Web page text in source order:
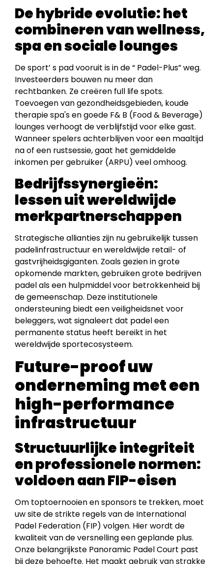
De hybride evolutie: het
combineren van wellness,
spa en sociale lounges
De sport’ s pad vooruit is in de “ Padel-Plus” weg.
Investeerders bouwen nu meer dan
rechtbanken. Ze creëren full life spots.
Toevoegen van gezondheidsgebieden, koude
therapie spa's en goede F& B (Food & Beverage)
lounges verhoogt de verblijfstijd voor elke gast.
Wanneer spelers achterblijven voor een maaltijd
na of een rustsessie, gaat het gemiddelde
inkomen per gebruiker (ARPU) veel omhoog.
Bedrijfssynergieën:
lessen uit wereldwijde
merkpartnerschappen
Strategische allianties zijn nu gebruikelijk tussen
padelinfrastructuur en wereldwijde retail- of
gastvrijheidsgiganten. Zoals gezien in grote
opkomende markten, gebruiken grote bedrijven
padel als een hulpmiddel voor betrokkenheid bij
de gemeenschap. Deze institutionele
ondersteuning biedt een veiligheidsnet voor
beleggers, wat signaleert dat padel een
permanente status heeft bereikt in het
wereldwijde sportecosysteem.
Future-proof uw
onderneming met een
high-performance
infrastructuur
Structuurlijke integriteit
en professionele normen:
voldoen aan FIP-eisen
Om toptoernooien en sponsors te trekken, moet
uw site de strikte regels van de International
Padel Federation (FIP) volgen. Hier wordt de
kwaliteit van de versnelling een geplande plus.
Onze belangrijkste Panoramic Padel Court past
bij deze behoefte. Het maakt gebruik van strakke